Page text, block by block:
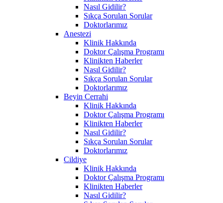
Nasıl Gidilir?
Sıkça Sorulan Sorular
Doktorlarımız
Anestezi
Klinik Hakkında
Doktor Çalışma Programı
Klinikten Haberler
Nasıl Gidilir?
Sıkça Sorulan Sorular
Doktorlarımız
Beyin Cerrahi
Klinik Hakkında
Doktor Çalışma Programı
Klinikten Haberler
Nasıl Gidilir?
Sıkça Sorulan Sorular
Doktorlarımız
Cildiye
Klinik Hakkında
Doktor Çalışma Programı
Klinikten Haberler
Nasıl Gidilir?